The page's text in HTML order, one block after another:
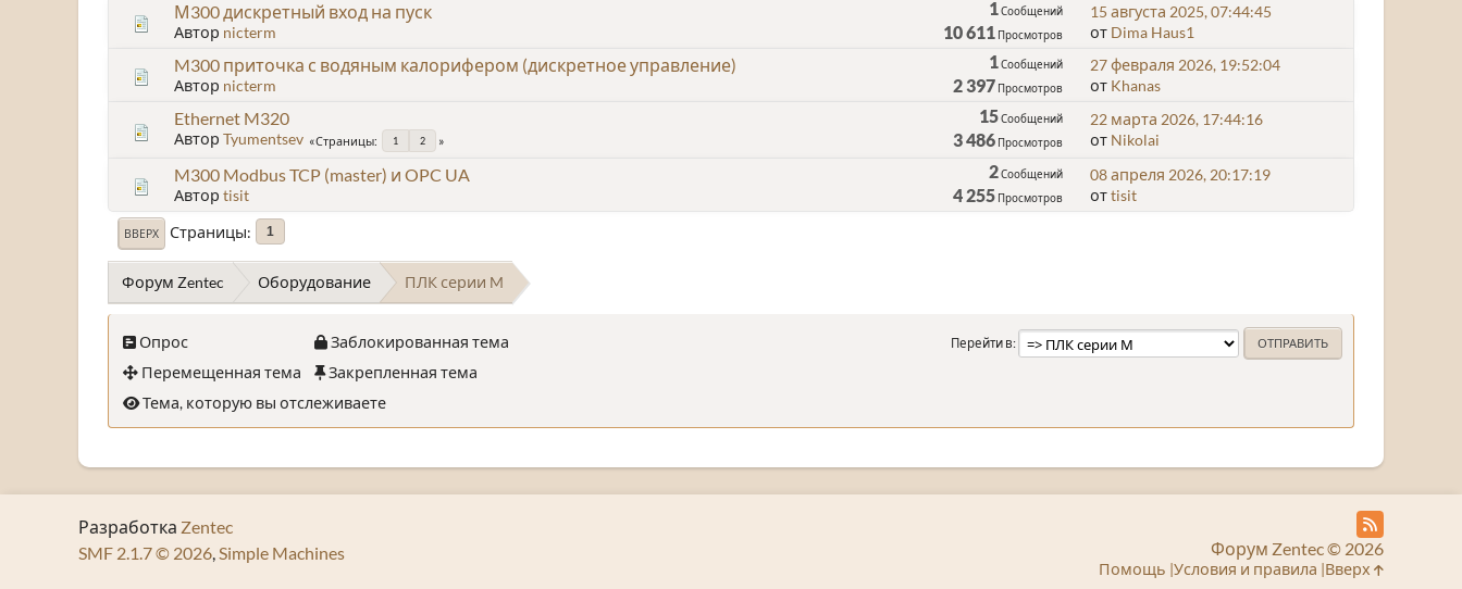
М300 дискретный вход на пуск
Автор nicterm
1 Сообщений
10 611 Просмотров
15 августа 2025, 07:44:45
от Dima Haus1
M300 приточка с водяным калорифером (дискретное управление)
Автор nicterm
1 Сообщений
2 397 Просмотров
27 февраля 2026, 19:52:04
от Khanas
Ethernet M320
Автор Tyumentsev Страницы 1 2
15Сообщений
3 486 Просмотров
22 марта 2026, 17:44:16
от Nikolai
M300 Modbus TCP (master) и OPC UA
Автор tisit
2Сообщений
4 255 Просмотров
08 апреля 2026, 20:17:19
отtisit
ВВЕРХ Страницы 1
Форум Zentec Оборудование ПЛК серии M
Перейти в
Опрос
Перемещенная тема
Заблокированная тема
Закрепленная тема
Тема, которую вы отслеживаете
Разработка Zentec
SMF 2.1.7 © 2026,Simple Machines Форум Zentec © 2026
Помощь Условия и правила Вверх